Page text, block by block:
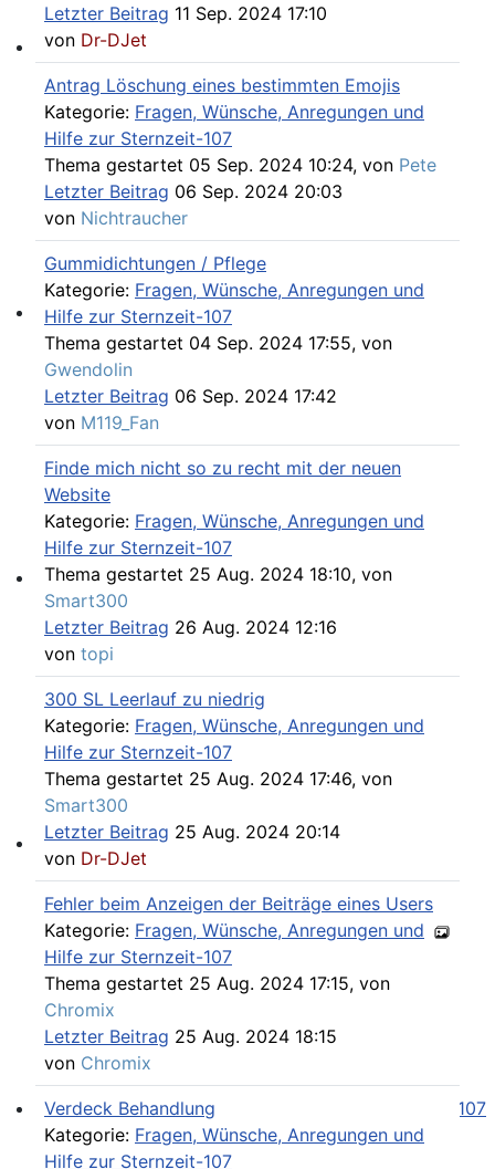
Werkstatt Artikel
107er Technik
SL und SLC in jeder Farbe sehen
Please send your pre 82 datacards to Sternzeit-107
Letzter Beitrag 11 Sep. 2024 17:10
von Dr-DJet
Antrag Löschung eines bestimmten Emojis
Kategorie: Fragen, Wünsche, Anregungen und
Hilfe zur Sternzeit-107
Thema gestartet 05 Sep. 2024 10:24, von Pete
Letzter Beitrag 06 Sep. 2024 20:03
von Nichtraucher
Gummidichtungen / Pflege
Kategorie: Fragen, Wünsche, Anregungen und
Hilfe zur Sternzeit-107
Thema gestartet 04 Sep. 2024 17:55, von
Gwendolin
Letzter Beitrag 06 Sep. 2024 17:42
von M119_Fan
Finde mich nicht so zu recht mit der neuen
Website
Kategorie: Fragen, Wünsche, Anregungen und
Hilfe zur Sternzeit-107
Thema gestartet 25 Aug. 2024 18:10, von
Smart300
Letzter Beitrag 26 Aug. 2024 12:16
von topi
300 SL Leerlauf zu niedrig
Kategorie: Fragen, Wünsche, Anregungen und
Hilfe zur Sternzeit-107
Thema gestartet 25 Aug. 2024 17:46, von
Smart300
Letzter Beitrag 25 Aug. 2024 20:14
von Dr-DJet
Fehler beim Anzeigen der Beiträge eines Users
Kategorie: Fragen, Wünsche, Anregungen und
Hilfe zur Sternzeit-107
Thema gestartet 25 Aug. 2024 17:15, von
Chromix
Letzter Beitrag 25 Aug. 2024 18:15
von Chromix
Verdeck Behandlung
Kategorie: Fragen, Wünsche, Anregungen und
Hilfe zur Sternzeit-107